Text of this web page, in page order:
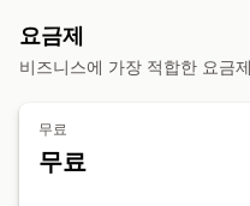
알림
배송 관리
요금제
비즈니스에 가장 적합한 요금
무료
무료